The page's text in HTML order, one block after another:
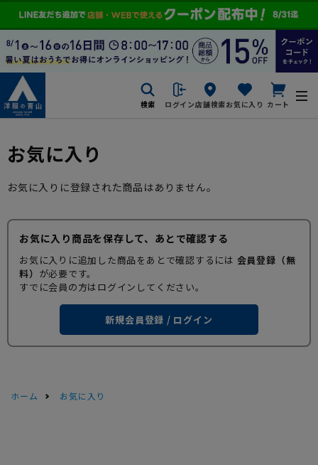
検索 ログイン店舗検索お気に入り カート
お気に入り
お気に入りに登録された商品はありません。
お気に入り商品を保存して、あとで確認する
お気に入りに追加した商品をあとで確認するには 会員登録（無
料） が必要です。
すでに会員の方はログインしてください。
新規会員登録 / ログイン
ホーム お気に入り